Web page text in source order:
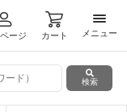
ージ カート
メニ
メニュー
検索